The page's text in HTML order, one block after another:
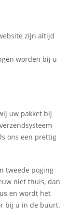
zijn altijd
worden bij u
uw pakket bij
ons een prettig
tweede poging
niet thuis, dan
en wordt het
bij u in de buurt.